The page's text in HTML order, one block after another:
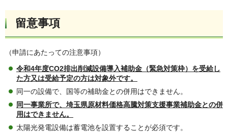
留意事項
（申請にあたっての注意事項）
令和4年度CO2排出削減設備導入補助金（緊急対策枠）を受給し
た方又は受給予定の方は対象外です。
同一の設備で、国等の補助金との併用はできません。
同一事業所で、埼玉県原材料価格高騰対策支援事業補助金との併
用はできません。
太陽光発電設備は蓄電池を設置することが必須です。